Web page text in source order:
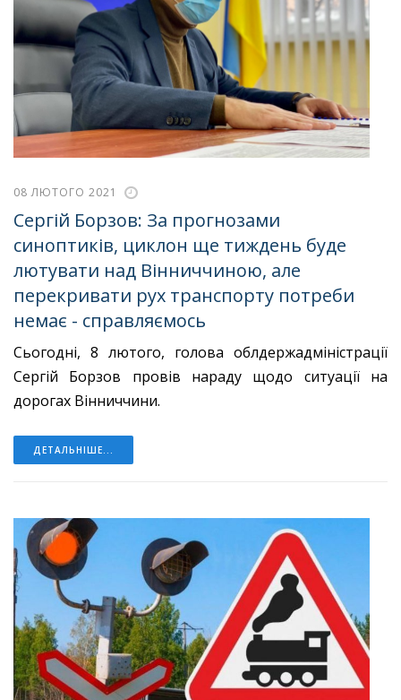
08 ЛЮТОГО 2021
Сергій Борзов: За прогнозами
синоптиків, циклон ще тиждень буде
лютувати над Вінниччиною, але
перекривати рух транспорту потреби
немає - справляємось
Сьогодні, 8 лютого, голова облдержадміністрації
Сергій Борзов провів нараду щодо ситуації на
дорогах Вінниччини.
ДЕТАЛЬНІШЕ...